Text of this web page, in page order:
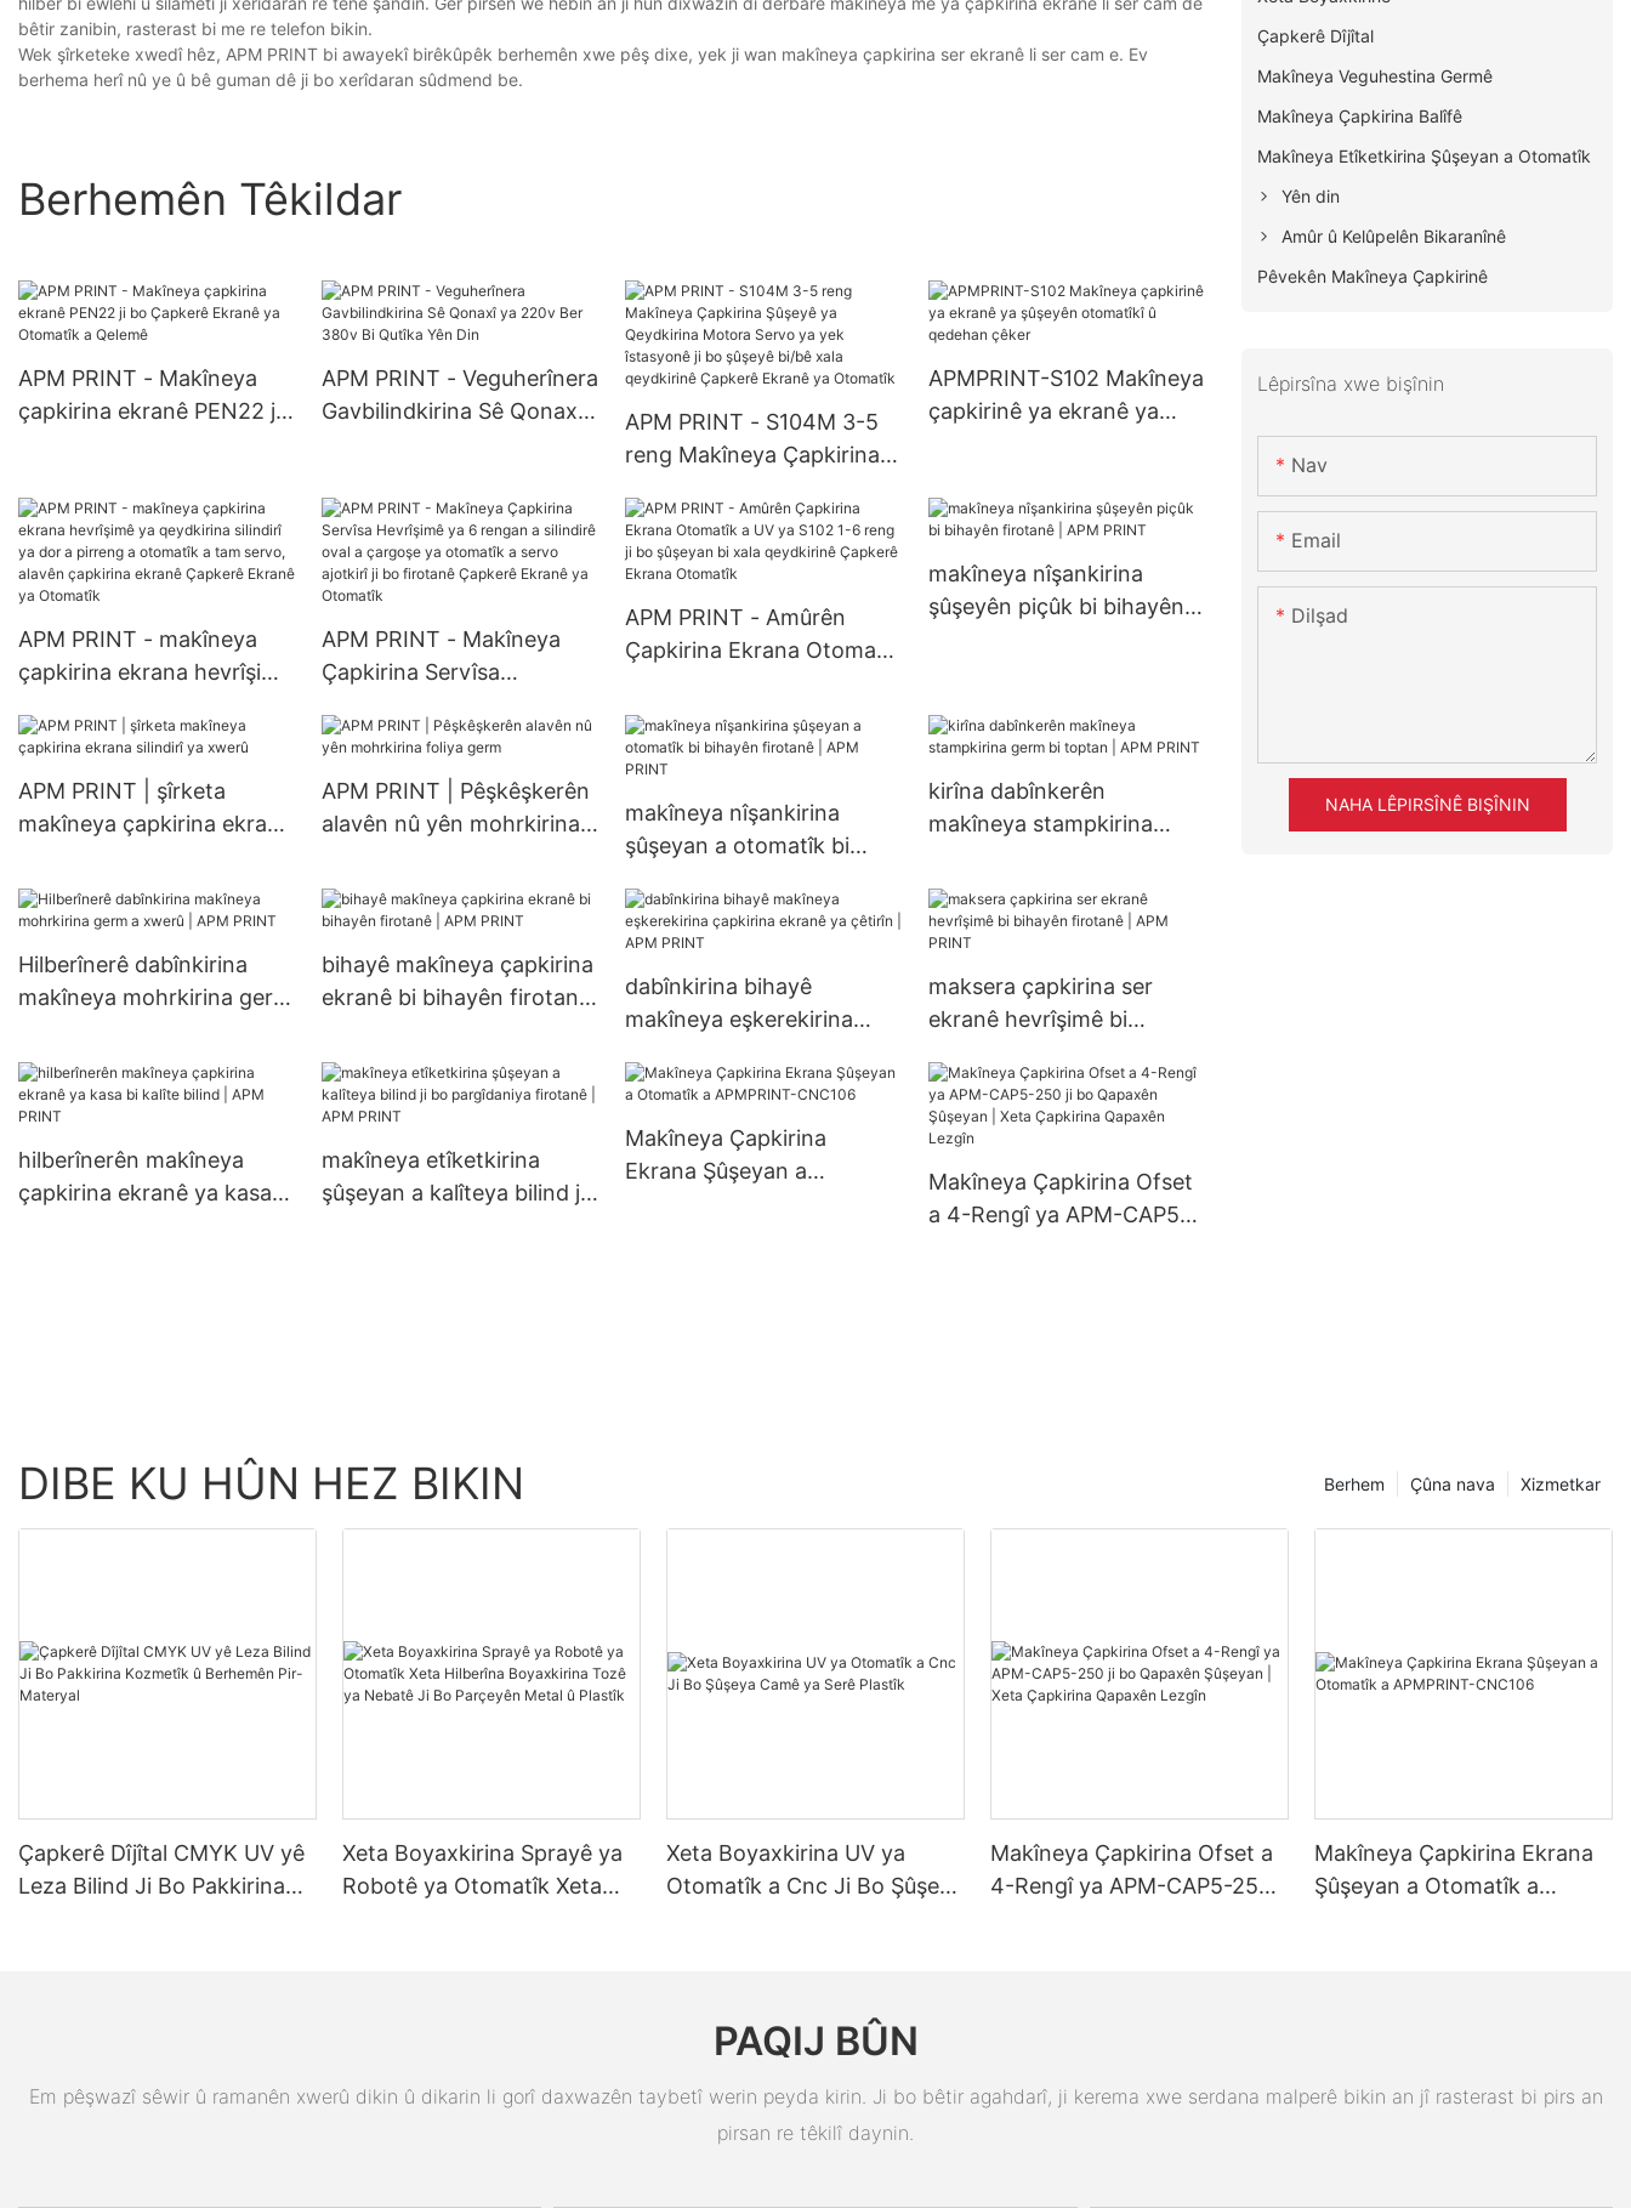
bêtir zanibin, rasterast bi me re telefon bikin.
Wek şîrketeke xwedî hêz, APM PRINT bi awayekî birêkûpêk berhemên xwe pêş dixe, yek ji wan makîneya çapkirina ser ekranê li ser cam e. Ev
berhema herî nû ye û bê guman dê ji bo xerîdaran sûdmend be.
Berhemên Têkildar
APM PRINT - Makîneya
çapkirina ekranê PEN22 ji
APM PRINT - Veguherînera
Gavbilindkirina Sê Qonaxî
APM PRINT - S104M 3-5
reng Makîneya Çapkirina
Motora Servo ya yek
îstasyonê ji bo şûşeyê
bi/bê xala qeydkirinê
Çapkerê Ekranê ya
Otomatîk
APMPRINT-S102 Makîneya
çapkirinê ya ekranê ya
APM PRINT - makîneya
çapkirina ekrana hevrîşimê
dor a pirreng a otomatîk a
çapkirina ekranê Çapkerê
Ekranê ya Otomatîk
APM PRINT - Makîneya
Çapkirina Servîsa
silindirê oval a çargoşe ya
bo firotanê Çapkerê
Ekranê ya Otomatîk
APM PRINT - Amûrên
Çapkirina Ekrana Otomatîk
şûşeyan bi xala qeydkirinê
Çapkerê Ekrana Otomatîk
makîneya nîşankirina
şûşeyên piçûk bi bihayên
APM PRINT | şîrketa
makîneya çapkirina ekrana
APM PRINT | Pêşkêşkerên
alavên nû yên mohrkirina
makîneya nîşankirina
şûşeyan a otomatîk bi
PRINT
kirîna dabînkerên
makîneya stampkirina
PRINT
Hilberînerê dabînkirina
makîneya mohrkirina germ
bihayê makîneya çapkirina
ekranê bi bihayên firotanê
dabînkirina bihayê
makîneya eşkerekirina
| APM PRINT
maksera çapkirina ser
ekranê hevrîşimê bi
PRINT
hilberînerên makîneya
çapkirina ekranê ya kasa
makîneya etîketkirina
şûşeyan a kalîteya bilind ji
Makîneya Çapkirina
Ekrana Şûşeyan a
Makîneya Çapkirina Ofset
a 4-Rengî ya APM-CAP5-
Çapkerê Dîjîtal
Makîneya Veguhestina Germê
Makîneya Çapkirina Balîfê
Makîneya Etîketkirina Şûşeyan a Otomatîk
Yên din
Amûr û Kelûpelên Bikaranînê
Pêvekên Makîneya Çapkirinê
Lêpirsîna xwe bişînin
Nav
Email
Dilşad
NAHA LÊPIRSÎNÊ BIŞÎNIN
DIBE KU HÛN HEZ BIKIN Xizmetkar
Çûna nava
Berhem
Çapkerê Dîjîtal CMYK UV yê
Leza Bilind Ji Bo Pakkirina
Xeta Boyaxkirina Sprayê ya
Robotê ya Otomatîk Xeta
Xeta Boyaxkirina UV ya
Otomatîk a Cnc Ji Bo Şûşeya
Makîneya Çapkirina Ofset a
4-Rengî ya APM-CAP5-250
Makîneya Çapkirina Ekrana
Şûşeyan a Otomatîk a
PAQIJ BÛN
Em pêşwazî sêwir û ramanên xwerû dikin û dikarin li gorî daxwazên taybetî werin peyda kirin. Ji bo bêtir agahdarî, ji kerema xwe serdana malperê bikin an jî rasterast bi pirs an
pirsan re têkilî daynin.